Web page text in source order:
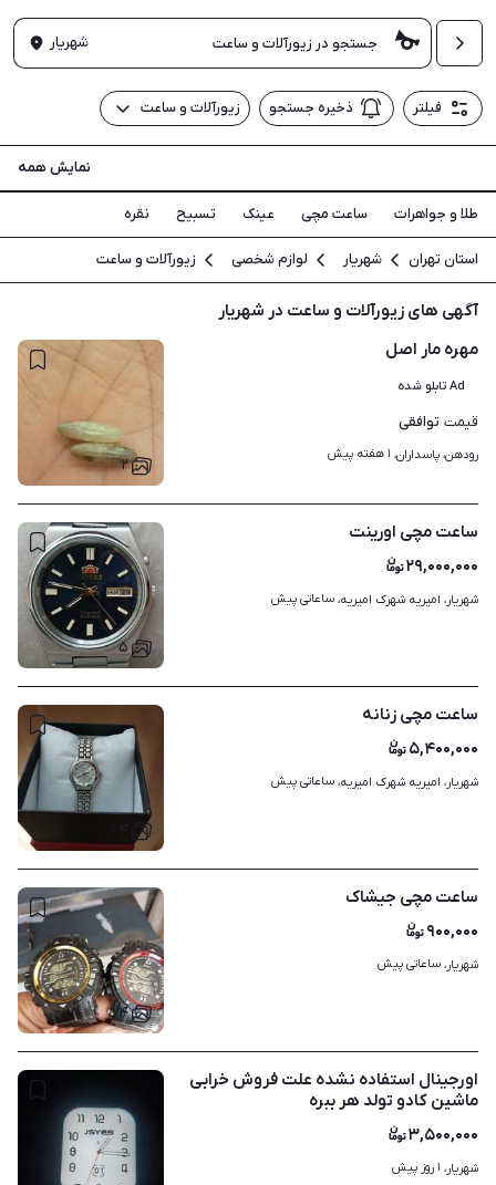
شهریار
فیلتر ذخیره جستجو زیورآلات و ساعت
نمایش همه
طلا و جواهرات ساعت مچی عینک تسبیح نقره
استان تهران شهریار لوازم شخصی زیورآلات و ساعت
آگهی های زیورآلات و ساعت در شهریار
۲
مهره مار اصل
Ad تابلو شده
قیمت توافقی
رودهن، پاسداران، ۱ هفته پیش
۵
ساعت مچی اورینت
۲۹,۰۰۰,۰۰۰
شهریار، امیریه شهرک امیریه، ساعاتی پیش
۴
ساعت مچی زنانه
۵,۴۰۰,۰۰۰
شهریار، امیریه شهرک امیریه، ساعاتی پیش
۴
ساعت مچی جیشاک
۹۰۰,۰۰۰
شهریار، ساعاتی پیش
اورجینال استفاده نشده علت فروش خرابی
ماشین کادو تولد هر ببره
۳,۵۰۰,۰۰۰
شهریار، ۱ روز پیش